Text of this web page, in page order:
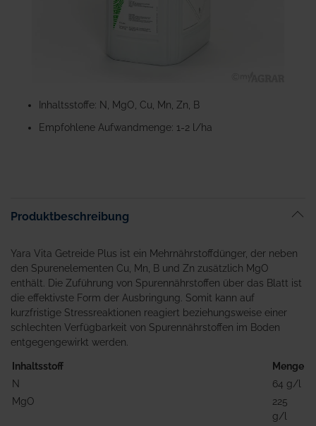
Anfang
Bildgalerie
Inhaltsstoffe: N, MgO, Cu, Mn, Zn, B
Empfohlene Aufwandmenge: 1-2 l/ha
Produktbeschreibung
Yara Vita Getreide Plus ist ein Mehrnährstoffdünger, der neben
den Spurenelementen Cu, Mn, B und Zn zusätzlich MgO
enthält. Die Zuführung von Spurennährstoffen über das Blatt ist
die effektivste Form der Ausbringung. Somit kann auf
kurzfristige Stressreaktionen reagiert beziehungsweise einer
schlechten Verfügbarkeit von Spurennährstoffen im Boden
entgegengewirkt werden.
Inhaltsstoff
Menge
N
64 g/l
MgO
225
g/l